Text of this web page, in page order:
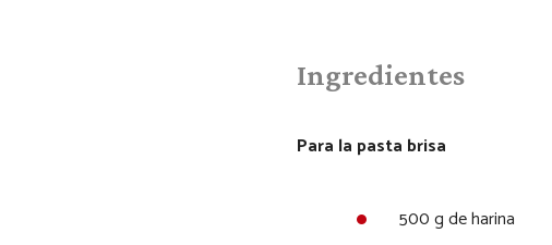
Ingredientes
Para la pasta brisa
500 g de harina